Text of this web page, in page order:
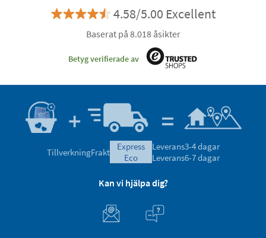
4.58/5.00 Excellent
Baserat på 8.018 åsikter
Betyg verifierade av
TillverkningFrakt
express
eco
Leverans3-4 dagar
Leverans6-7 dagar
Kan vi hjälpa dig?